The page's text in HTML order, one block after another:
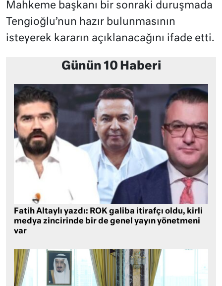
Mahkeme başkanı bir sonraki duruşmada
Tengioğlu’nun hazır bulunmasının
isteyerek kararın açıklanacağını ifade etti.
Günün 10 Haberi
Fatih Altaylı yazdı: ROK galiba itirafçı oldu, kirli
medya zincirinde bir de genel yayın yönetmeni
var